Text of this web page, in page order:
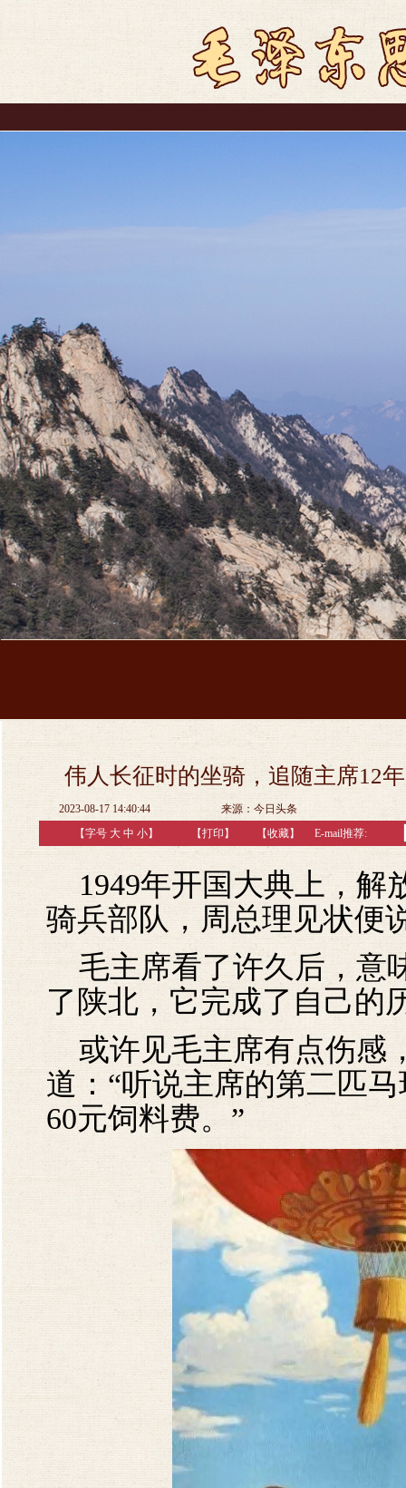
伟人长征时的坐骑，追随主席12
2023-08-17 14:40:44
来源：今日头条
【字号 大 中 小】 【打印 】 【收藏】 E-mail推荐:
1949年开国大典上，解
骑兵部队，周总理见状便
毛主席看了许久后，意
了陕北，它完成了自己的
或许见毛主席有点伤感
道：“听说主席的第二匹
60元饲料费。”